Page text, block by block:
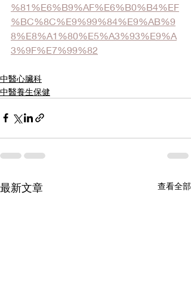
%81%E6%B9%AF%E6%B0%B4%EF
%BC%8C%E9%99%84%E9%AB%9
8%E8%A1%80%E5%A3%93%E9%A
3%9F%E7%99%82
中醫心臟科
中醫養生保健
最新文章 查看全部